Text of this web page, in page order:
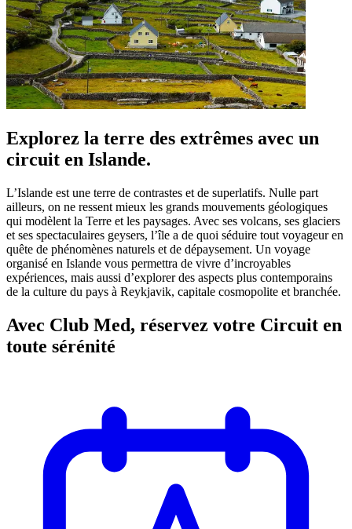
Explorez la terre des extrêmes avec un
circuit en Islande.
L’Islande est une terre de contrastes et de superlatifs. Nulle part
ailleurs, on ne ressent mieux les grands mouvements géologiques
qui modèlent la Terre et les paysages. Avec ses volcans, ses glaciers
et ses spectaculaires geysers, l’île a de quoi séduire tout voyageur en
quête de phénomènes naturels et de dépaysement. Un voyage
organisé en Islande vous permettra de vivre d’incroyables
expériences, mais aussi d’explorer des aspects plus contemporains
de la culture du pays à Reykjavik, capitale cosmopolite et branchée.
Avec Club Med, réservez votre Circuit en
toute sérénité